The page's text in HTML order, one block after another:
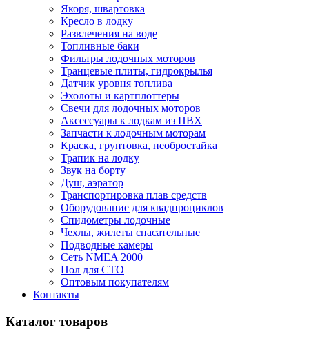
Якоря, швартовка
Кресло в лодку
Развлечения на воде
Топливные баки
Фильтры лодочных моторов
Транцевые плиты, гидрокрылья
Датчик уровня топлива
Эхолоты и картплоттеры
Cвечи для лодочных моторов
Аксессуары к лодкам из ПВХ
Запчасти к лодочным моторам
Краска, грунтовка, необростайка
Трапик на лодку
Звук на борту
Душ, аэратор
Транспортировка плав средств
Оборудование для квадпроциклов
Спидометры лодочные
Чехлы, жилеты спасательные
Подводные камеры
Сеть NMEA 2000
Пол для СТО
Оптовым покупателям
Контакты
Каталог товаров